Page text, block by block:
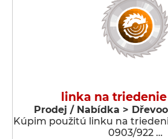
linka na
Prodej / Nabídka >
Kúpim použitú linku na
0903/922 …